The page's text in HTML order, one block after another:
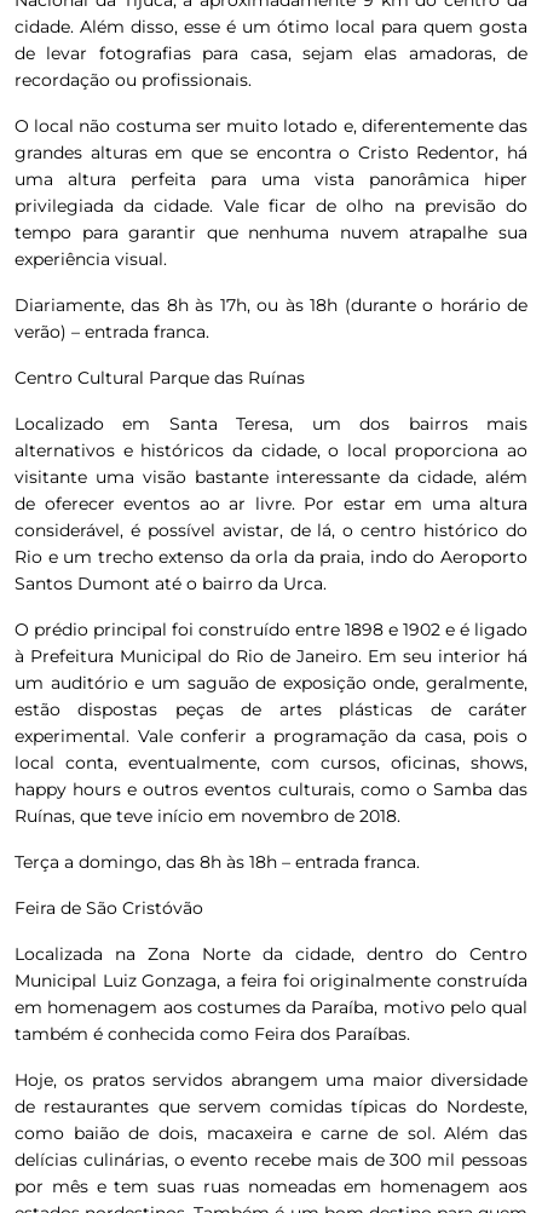
cidade. Além disso, esse é um ótimo local para quem gosta
de levar fotografias para casa, sejam elas amadoras, de
recordação ou profissionais.
O local não costuma ser muito lotado e, diferentemente das
grandes alturas em que se encontra o Cristo Redentor, há
uma altura perfeita para uma vista panorâmica hiper
privilegiada da cidade. Vale ficar de olho na previsão do
tempo para garantir que nenhuma nuvem atrapalhe sua
experiência visual.
Diariamente, das 8h às 17h, ou às 18h (durante o horário de
verão) – entrada franca.
Centro Cultural Parque das Ruínas
Localizado em Santa Teresa, um dos bairros mais
alternativos e históricos da cidade, o local proporciona ao
visitante uma visão bastante interessante da cidade, além
de oferecer eventos ao ar livre. Por estar em uma altura
considerável, é possível avistar, de lá, o centro histórico do
Rio e um trecho extenso da orla da praia, indo do Aeroporto
Santos Dumont até o bairro da Urca.
O prédio principal foi construído entre 1898 e 1902 e é ligado
à Prefeitura Municipal do Rio de Janeiro. Em seu interior há
um auditório e um saguão de exposição onde, geralmente,
estão dispostas peças de artes plásticas de caráter
experimental. Vale conferir a programação da casa, pois o
local conta, eventualmente, com cursos, oficinas, shows,
happy hours e outros eventos culturais, como o Samba das
Ruínas, que teve início em novembro de 2018.
Terça a domingo, das 8h às 18h – entrada franca.
Feira de São Cristóvão
Localizada na Zona Norte da cidade, dentro do Centro
Municipal Luiz Gonzaga, a feira foi originalmente construída
em homenagem aos costumes da Paraíba, motivo pelo qual
também é conhecida como Feira dos Paraíbas.
Hoje, os pratos servidos abrangem uma maior diversidade
de restaurantes que servem comidas típicas do Nordeste,
como baião de dois, macaxeira e carne de sol. Além das
delícias culinárias, o evento recebe mais de 300 mil pessoas
por mês e tem suas ruas nomeadas em homenagem aos